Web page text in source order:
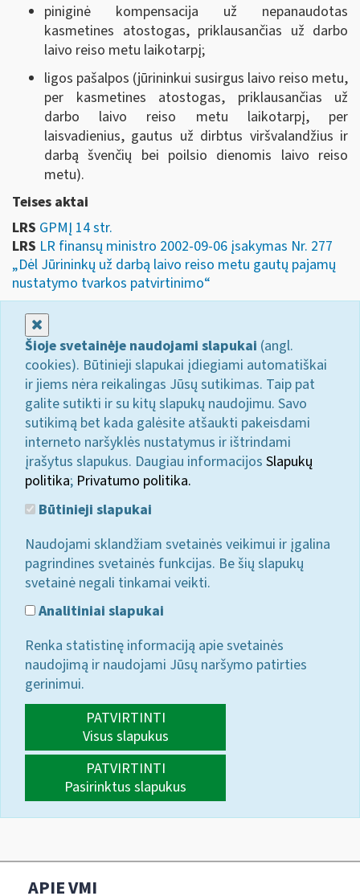
piniginė kompensacija už nepanaudotas
kasmetines atostogas, priklausančias už darbo
laivo reiso metu laikotarpį;
ligos pašalpos (jūrininkui susirgus laivo reiso metu,
per kasmetines atostogas, priklausančias už
darbo laivo reiso metu laikotarpį, per
laisvadienius, gautus už dirbtus viršvalandžius ir
darbą švenčių bei poilsio dienomis laivo reiso
metu).
Teises aktai
LRS GPMĮ 14 str.
LRS LR finansų ministro 2002-09-06 įsakymas Nr. 277
„Dėl Jūrininkų už darbą laivo reiso metu gautų pajamų
nustatymo tvarkos patvirtinimo“
Šioje svetainėje naudojami slapukai (angl.
cookies). Būtinieji slapukai įdiegiami automatiškai
ir jiems nėra reikalingas Jūsų sutikimas. Taip pat
galite sutikti ir su kitų slapukų naudojimu. Savo
sutikimą bet kada galėsite atšaukti pakeisdami
interneto naršyklės nustatymus ir ištrindami
įrašytus slapukus. Daugiau informacijos Slapukų
politika; Privatumo politika.
Būtinieji slapukai
Naudojami sklandžiam svetainės veikimui ir įgalina
pagrindines svetainės funkcijas. Be šių slapukų
svetainė negali tinkamai veikti.
Analitiniai slapukai
Renka statistinę informaciją apie svetainės
naudojimą ir naudojami Jūsų naršymo patirties
gerinimui.
PATVIRTINTI
Visus slapukus
PATVIRTINTI
Pasirinktus slapukus
APIE VMI